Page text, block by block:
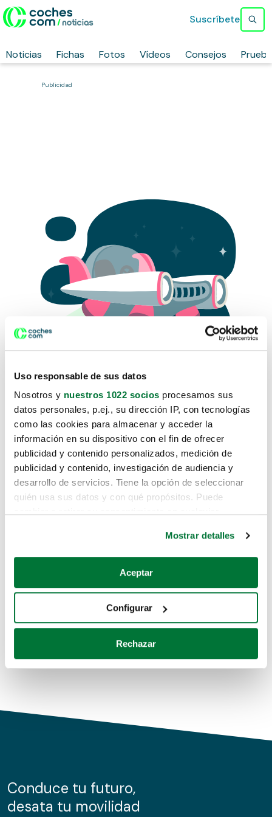
Uso responsable de sus datos
Nosotros y nuestros 1022 socios procesamos sus
datos personales, p.ej., su dirección IP, con tecnologías
como las cookies para almacenar y acceder la
información en su dispositivo con el fin de ofrecer
publicidad y contenido personalizados, medición de
publicidad y contenido, investigación de audiencia y
desarrollo de servicios. Tiene la opción de seleccionar
quién usa sus datos y con qué propósitos. Puede
Si lo permite, también quisiéramos:
Recopilar información sobre su ubicación geográfica
Identificar su dispositivo analizándolo activamente
para buscar características específicas (huellas
Obtenga más información sobre cómo se procesan sus
de cookies.
información sobre el uso que haga del sitio web con
nuestros partners de redes sociales, publicidad y análisis
Mostrar detalles
Aceptar
Configurar
Rechazar
Noticias Fichas Fotos Vídeos Consejos
Suscríbete
Publicidad
Lo sentimos, no sabemos como
te hemos traido hasta aquí.
Pero puedes encontrar el coche que estás
buscando en alguno de estos enlaces:
Coches de segunda mano
Coches de km0
Conduce tu futuro,
desata tu movilidad